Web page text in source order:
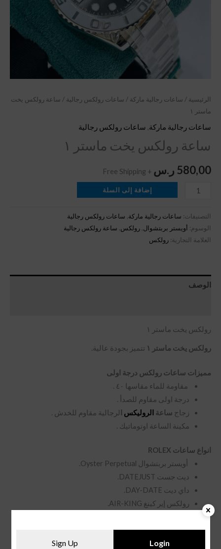
الرئيسية / ساعات رجالية ماركة / ساعات رولكس رجالية / ساعة رولكس يخت
ماستر ١
ساعات رجالية ماركة ساعات رولكس رجالية
ساعة رولكس يخت ماستر ١
580,00 ر.س + Free Shipping
إضافة إلى السلة
التصنيفات: ساعات رجالية ماركة, ساعات رولكس رجالية
الوسوم: أويستر بربتشوال, رولكس, ساعة رولكس رجالية
العلامة التجارية: رولكس
الوصف
رولكس يخت ماستر ١
رولكس يخت ماستر ١ تتميز بجودة عالية.
مميزات ساعات رولكس درجة اولى
مقاومة للماء مقاسها ٤٠ .
درجة اولى مقاوم للصدأ .
زجاج ساعة الروليكس
لرجالية مقاوم للخدش .
مكينة الساعة اوتوماتيك .
انواع ساعات ROLEX
أويستر بربتشوال Oyster Perpetual.
ديت جست DATEJUST.
داي ديت DAY-DATE.
رولكس إير كينغ AIR-KING.
سكاي دويلَر SKY-DWELLER.
كوزموغراف دايتونا COSMOGRAPH DAYTONA.
Login
Sign Up